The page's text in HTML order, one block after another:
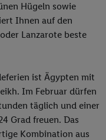
Hügeln sowie
Ihnen auf den
Lanzarote beste
ist Ägypten mit
Im Februar dürfen
täglich und einer
Grad freuen. Das
Kombination aus